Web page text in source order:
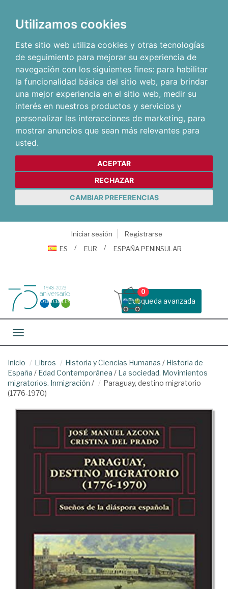
Utilizamos cookies
Este sitio web utiliza cookies y otras tecnologías
de seguimiento para mejorar su experiencia de
navegación con los siguientes fines: para habilitar
la funcionalidad básica del sitio web, para brindar
una mejor experiencia en el sitio web, medir su
interés en nuestros productos y servicios y
personalizar las interacciones de marketing, para
mostrar anuncios que sean más relevantes para
usted.
ACEPTAR
RECHAZAR
CAMBIAR PREFERENCIAS
Iniciar sesión
Registrarse
ES
EUR ESPAÑA PENINSULAR
Busqueda avanzada
0
Toggle navigation
Inicio Libros Historia y Ciencias Humanas / Historia de
España / Edad Contemporánea / La sociedad. Movimientos
migratorios. Inmigración /
Paraguay, destino migratorio
(1776-1970)